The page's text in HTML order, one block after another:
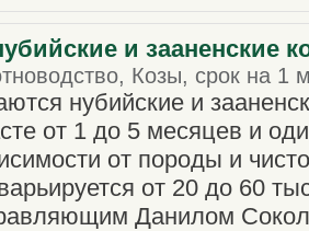
и зааненские
Козы, срок на 1
нубийские и
от 1 до 5 месяцев и
от породы и
от 20 до 60
Данилом